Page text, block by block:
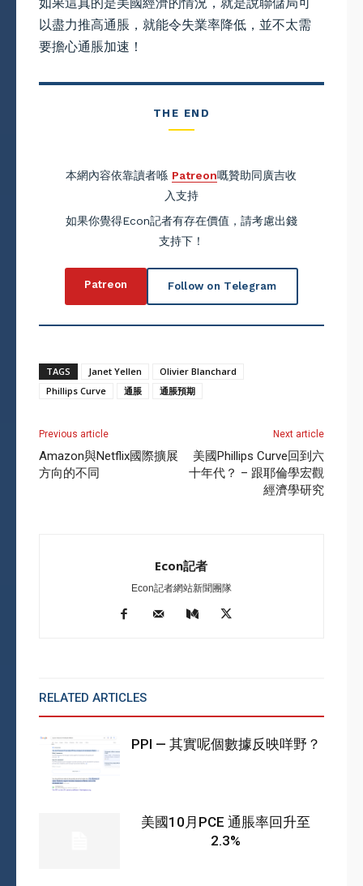
以盡力推高通脹，就能令失業率降低，並不太需
要擔心通脹加速！
THE END
本網內容依靠讀者喺 Patreon嘅贊助同廣吉收
入支持
如果你覺得Econ記者有存在價值，請考慮出錢
支持下！
Patreon Follow on Telegram
TAGS Janet Yellen
Olivier Blanchard
Phillips Curve
通脹 通脹預期
Previous article
Amazon與Netflix國際擴展
方向的不同
Next article
美國Phillips Curve回到六
十年代？ – 跟耶倫學宏觀
經濟學研究
Econ記者
Econ記者網站新聞團隊
RELATED ARTICLES
PPI — 其實呢個數據反映咩野？
美國10月PCE 通脹率回升至
2.3%